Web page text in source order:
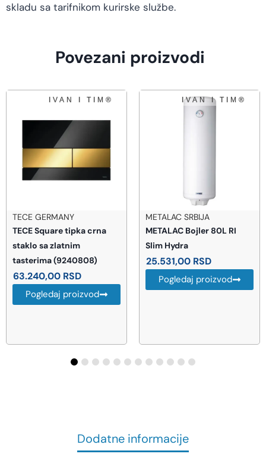
skladu sa tarifnikom kurirske službe.
Povezani proizvodi
TECE GERMANY
TECE Square tipka crna
staklo sa zlatnim
tasterima (9240808)
63.240,00 RSD
Pogledaj proizvod
METALAC SRBIJA
METALAC Bojler 80L RI
Slim Hydra
25.531,00 RSD
Pogledaj proizvod
Dodatne informacije